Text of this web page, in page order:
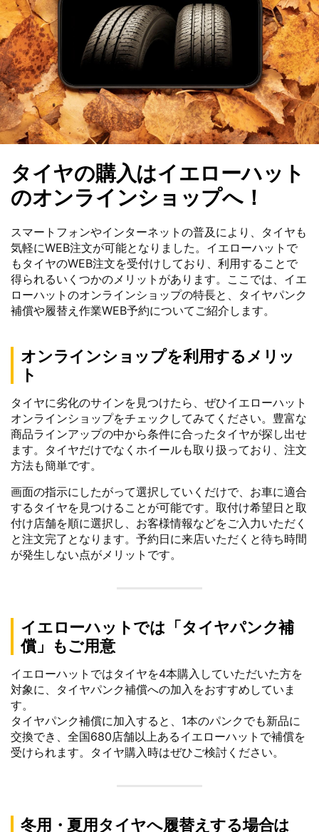
タイヤの購入はイエローハット
のオンラインショップへ！
スマートフォンやインターネットの普及により、タイヤも
気軽にWEB注文が可能となりました。イエローハットで
もタイヤのWEB注文を受付けしており、利用することで
得られるいくつかのメリットがあります。ここでは、イエ
ローハットのオンラインショップの特長と、タイヤパンク
補償や履替え作業WEB予約についてご紹介します。
オンラインショップを利用するメリッ
ト
タイヤに劣化のサインを見つけたら、ぜひイエローハット
オンラインショップをチェックしてみてください。豊富な
商品ラインアップの中から条件に合ったタイヤが探し出せ
ます。タイヤだけでなくホイールも取り扱っており、注文
方法も簡単です。
画面の指示にしたがって選択していくだけで、お車に適合
するタイヤを見つけることが可能です。取付け希望日と取
付け店舗を順に選択し、お客様情報などをご入力いただく
と注文完了となります。予約日に来店いただくと待ち時間
が発生しない点がメリットです。
イエローハットでは「タイヤパンク補
償」もご用意
イエローハットではタイヤを4本購入していただいた方を
対象に、タイヤパンク補償への加入をおすすめしていま
す。
タイヤパンク補償に加入すると、1本のパンクでも新品に
交換でき、全国680店舗以上あるイエローハットで補償を
受けられます。タイヤ購入時はぜひご検討ください。
冬用・夏用タイヤへ履替えする場合は